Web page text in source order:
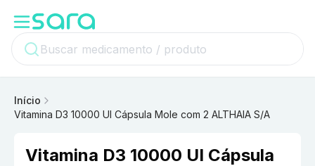
Início
Vitamina D3 10000 UI Cápsula Mole com 2 ALTHAIA S/A
Vitamina D3 10000 UI Cápsula